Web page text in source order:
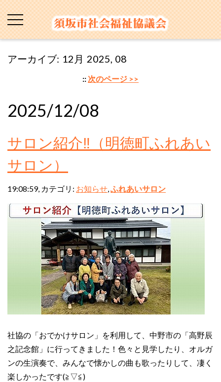
アーカイブ: 12月 2025, 08
:: 次のページ >>
2025/12/08
サロン紹介‼（明徳町ふれあい
サロン）
19:08:59, カテゴリ: お知らせ,ふれあいサロン
社協の「おでかけサロン」を利用して、中野市の「高野辰
之記念館」に行ってきました！色々と見学したり、オルガ
ンの生演奏で、みんなで懐かしの曲も歌ったりして、凄く
楽しかったです(≧▽≦)